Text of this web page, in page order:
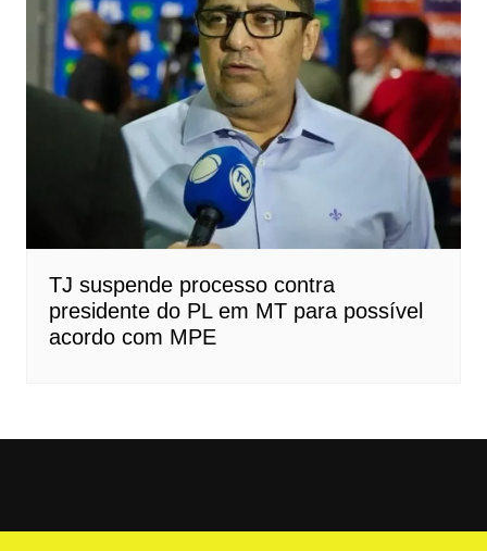
TJ suspende processo contra
presidente do PL em MT para possível
acordo com MPE